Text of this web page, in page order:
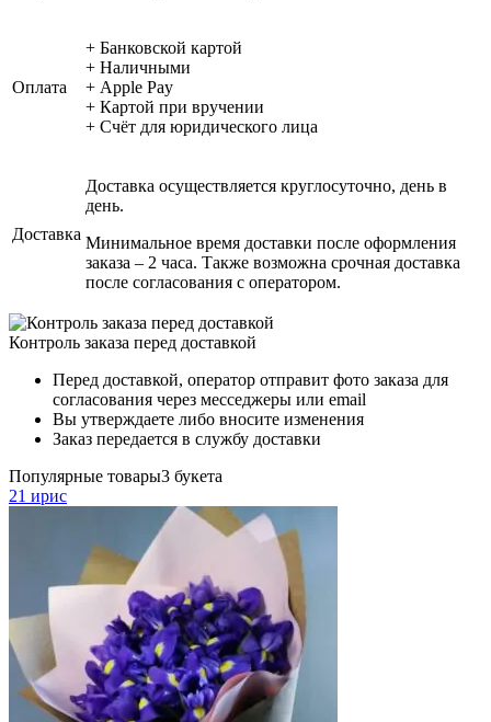
Оплата
+ Банковской картой
+ Наличными
+ Apple Pay
+ Картой при вручении
+ Счёт для юридического лица
Доставка
Доставка осуществляется круглосуточно, день в
день.
Минимальное время доставки после оформления
заказа – 2 часа. Также возможна срочная доставка
после согласования с оператором.
Контроль заказа перед доставкой
Перед доставкой, оператор отправит фото заказа для
согласования через месседжеры или email
Вы утверждаете либо вносите изменения
Заказ передается в службу доставки
Популярные товары3 букета
21 ирис